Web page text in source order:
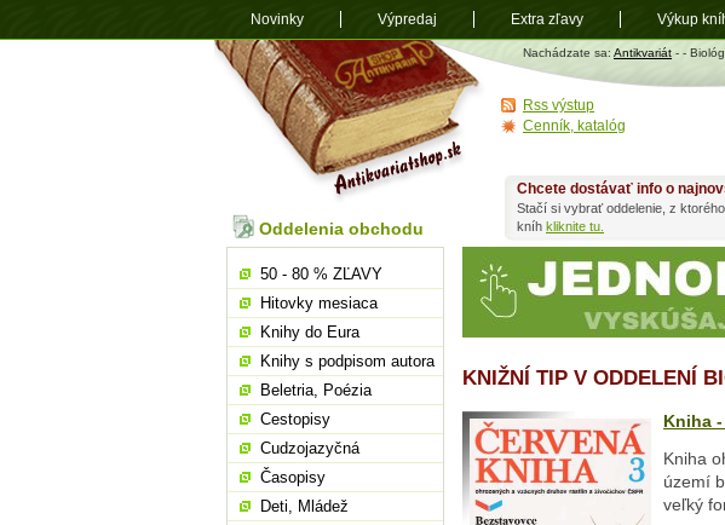
Antikvariát
shop.sk
Nachádzate sa: Antikvariát - -
KNIŽNÍ TIP V ODDELENÍ
Kniha
Kniha
území
veľký
Chcete dostávať info o
Stačí si vybrať oddelenie, z
kníh kliknite tu.
Oddelenia obchodu
50 - 80 % ZĽAVY
Hitovky mesiaca
Knihy do Eura
Knihy s podpisom autora
Beletria, Poézia
Cestopisy
Cudzojazyčná
Časopisy
Deti, Mládež
Rss výstup
Cenník, katalóg
Novinky Výpredaj Extra zľavy Výkup